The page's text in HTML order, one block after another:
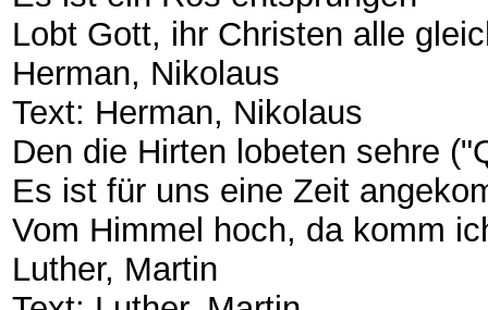
​Lobt Gott, ihr Christen alle
​Herman, Nikolaus
​Text: Herman, Nikolaus
​Den die Hirten lobeten sehre
​Es ist für uns eine Zeit
​Vom Himmel hoch, da komm
​Luther, Martin